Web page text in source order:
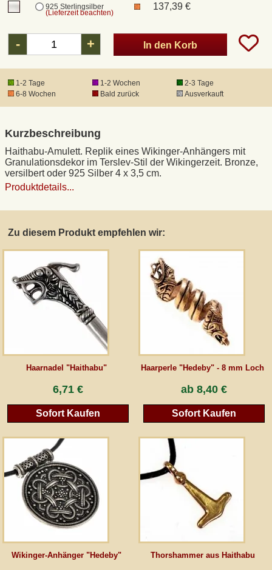
925 Sterlingsilber
(Lieferzeit beachten)
137,39 €
- + In den Korb
1-2 Tage 1-2 Wochen
2-3 Tage
6-8 Wochen
Bald zurück Ausverkauft
Kurzbeschreibung
Haithabu-Amulett. Replik eines Wikinger-Anhängers mit
Granulationsdekor im Terslev-Stil der Wikingerzeit. Bronze,
versilbert oder 925 Silber 4 x 3,5 cm.
Produktdetails...
Zu diesem Produkt empfehlen wir:
Haarnadel "Haithabu"
6,71 €
Sofort Kaufen
Haarperle "Hedeby" - 8 mm Loch
ab 8,40 €
Sofort Kaufen
Wikinger-Anhänger "Hedeby" Thorshammer aus Haithabu
DHL Kleinpaket
DHL Express
Produkthaftung
Widerrufsrecht
Anfertigung von Museumsrepliken
AGB
Gästebuch
eventueller Zölle (bei Nicht-EU-Ländern). Durchgestrichene Preise entsprechen dem
bisherigen Preis bei peraperis.com.
Zur klassischen Website